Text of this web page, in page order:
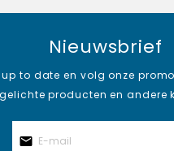
Nieuwsbrief
to date en volg onze
producten en andere